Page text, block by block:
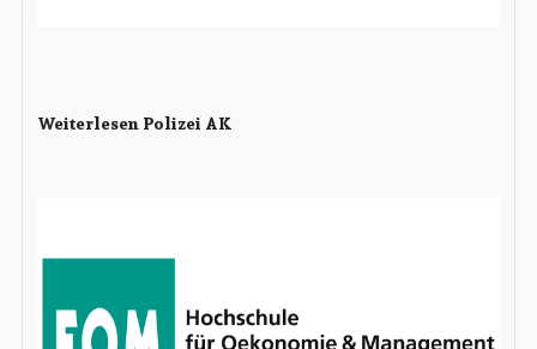
Weiterlesen Polizei AK